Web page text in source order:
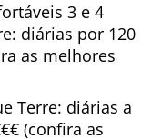
3 e 4
diárias por 120
as melhores
Terre: diárias a
(confira as